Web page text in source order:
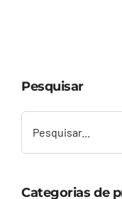
Pesquisar
Categorias de